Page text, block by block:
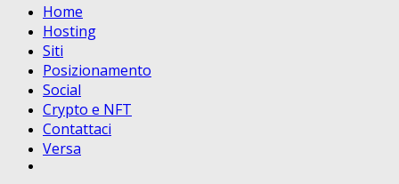
Home
Hosting
Siti
Posizionamento
Social
Crypto e NFT
Contattaci
Versa